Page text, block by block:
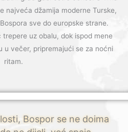
najveća džamija moderne Turske,
sve do europske strane.
uz obalu, dok ispod mene
u večer, pripremajući se za noćni
ritam.
Bospor se ne doima